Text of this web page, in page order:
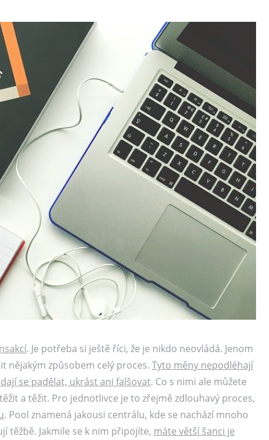
. Je potřeba si ještě říci, že je nikdo neovládá. Jenom
nějakým způsobem celý proces. Tyto měny nepodléhají
se padělat, ukrást ani falšovat. Co s nimi ale můžete
a těžit. Pro jednotlivce je to zřejmě zdlouhavý proces,
. Pool znamená jakousi centrálu, kde se nachází mnoho
těžbě. Jakmile se k nim připojíte, máte větší šanci je